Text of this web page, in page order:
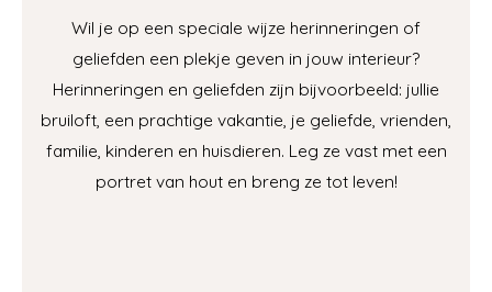
Wil je op een speciale wijze herinneringen of
geliefden een plekje geven in jouw interieur?
Herinneringen en geliefden zijn bijvoorbeeld: jullie
bruiloft, een prachtige vakantie, je geliefde, vrienden,
familie, kinderen en huisdieren. Leg ze vast met een
portret van hout en breng ze tot leven!